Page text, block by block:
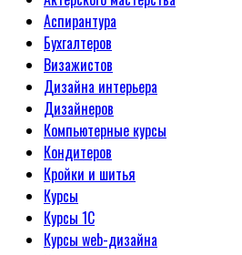
Аспирантура
Бухгалтеров
Визажистов
Дизайна интерьера
Дизайнеров
Компьютерные курсы
Кондитеров
Кройки и шитья
Курсы
Курсы 1С
Курсы web-дизайна